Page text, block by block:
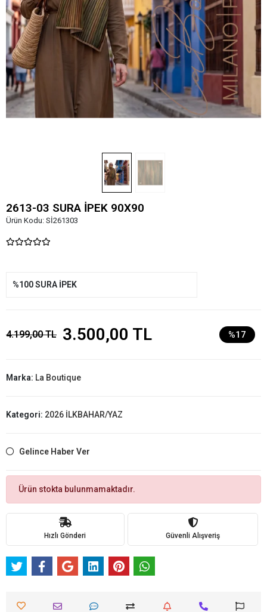
2613-03 SURA İPEK 90X90
Ürün Kodu: Sİ261303
%100 SURA İPEK
4.199,00 TL 3.500,00 TL %17
Marka: La Boutique
Kategori: 2026 İLKBAHAR/YAZ
Gelince Haber Ver
Ürün stokta bulunmamaktadır.
Hızlı Gönderi Güvenli Alışveriş